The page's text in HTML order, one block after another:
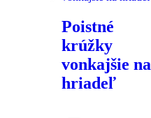
Poistné
krúžky
vonkajšie na
hriadeľ